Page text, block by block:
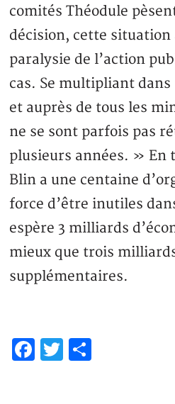
comités Théodule
décision, cette situation
paralysie de l’action
cas. Se multipliant dans
et auprès de tous les
ne se sont parfois pas
plusieurs années. » En
Blin a une centaine
force d’être inutiles
espère 3 milliards
mieux que trois
supplémentaires.
Facebook
Twitter